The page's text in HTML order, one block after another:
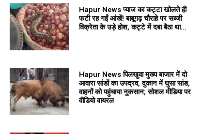
Hapur News प्याज का कट्टा खोलते ही
फटी रह गईं आंखें! बाबूगढ़ चौराहे पर सब्जी
विक्रेता के उड़े होश, कट्टे में दबा बैठा था...
Hapur News पिलखुवा मुख्य बाजार में दो
आवारा सांडों का उपद्रव, दुकान में घुसा सांड,
वाहनों को पहुंचाया नुकसान; सोशल मीडिया पर
वीडियो वायरल